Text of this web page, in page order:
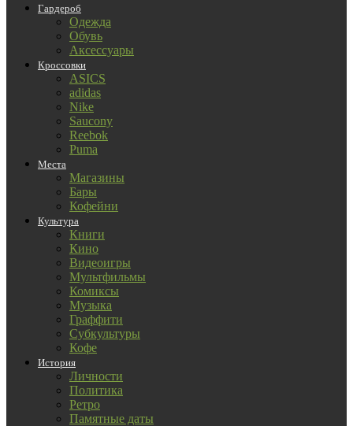
Гардероб
Одежда
Обувь
Аксессуары
Кроссовки
ASICS
adidas
Nike
Saucony
Reebok
Puma
Места
Магазины
Бары
Кофейни
Культура
Книги
Кино
Видеоигры
Мультфильмы
Комиксы
Музыка
Граффити
Субкультуры
Кофе
История
Личности
Политика
Ретро
Памятные даты